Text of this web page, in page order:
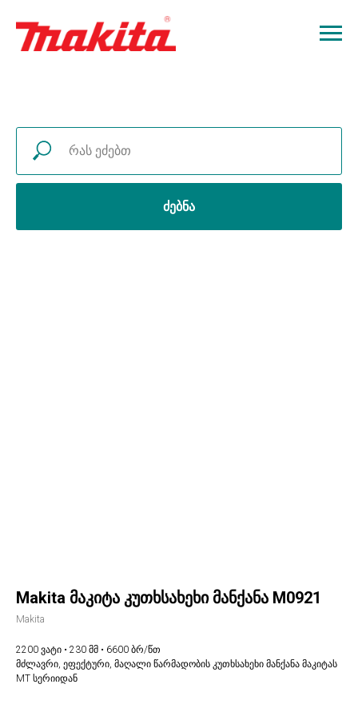
ძებნა
Makita მაკიტა კუთხსახეხი მანქანა M0921
Makita
2200 ვატი • 230 მმ • 6600 ბრ/წთ
მძლავრი, ეფექტური, მაღალი წარმადობის კუთხსახეხი მანქანა მაკიტას
MT სერიიდან